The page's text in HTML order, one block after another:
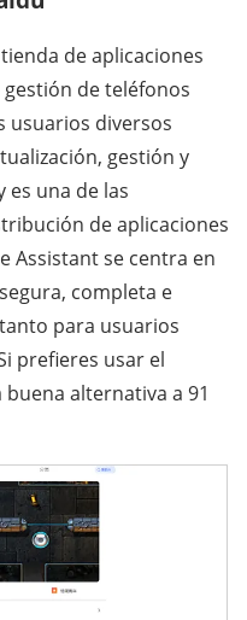
de aplicaciones
de teléfonos
usuarios diversos
gestión y
es una de las
de aplicaciones
Assistant se centra en
completa e
para usuarios
prefieres usar el
alternativa a 91